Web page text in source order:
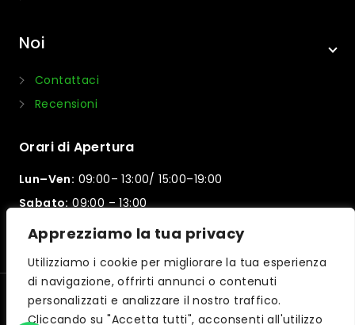
Apprezziamo la tua privacy
Utilizziamo i cookie per migliorare la tua esperienza
di navigazione, offrirti annunci o contenuti
personalizzati e analizzare il nostro traffico.
Cliccando su "Accetta tutti", acconsenti all'utilizzo
Noi
Contattaci
Recensioni
Orari di Apertura
Lun–Ven: 09:00– 13:00/ 15:00–19:00
Sabato:09:00 – 13:00
Domenica:Chiuso
© 2026 Motorpama | Powered byiltuocreasito